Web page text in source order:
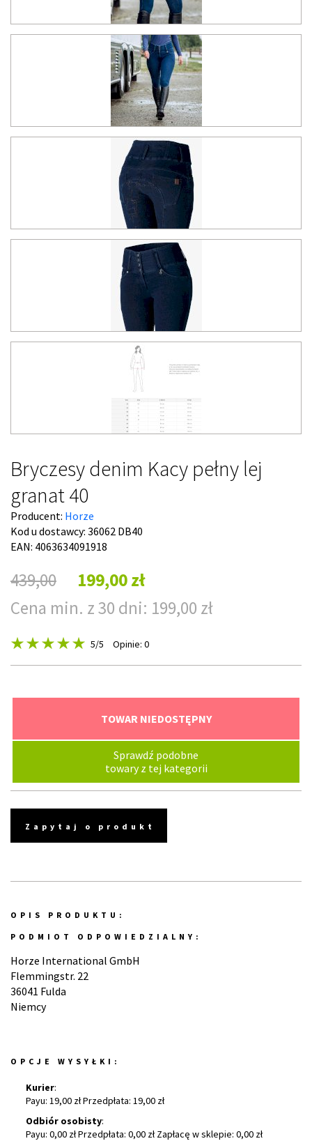
Bryczesy denim Kacy pełny lej
granat 40
Producent: Horze
Kod u dostawcy: 36062 DB40
EAN: 4063634091918
439,00
199,00 zł
Cena min. z 30 dni: 199,00 zł
5/5 Opinie: 0
TOWAR NIEDOSTĘPNY
Sprawdź podobne
towary z tej kategorii
Zapytaj o produkt
OPIS PRODUKTU:
PODMIOT ODPOWIEDZIALNY:
Horze International GmbH
Flemmingstr. 22
36041 Fulda
Niemcy
OPCJE WYSYŁKI:
Kurier:
Payu: 19,00 zł Przedpłata: 19,00 zł
Odbiór osobisty:
Payu: 0,00 zł Przedpłata: 0,00 zł Zapłacę w sklepie: 0,00 zł